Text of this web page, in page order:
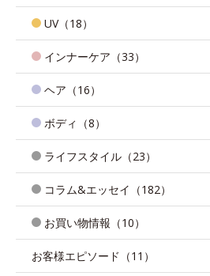
UV（18）
インナーケア（33）
ヘア（16）
ボディ（8）
ライフスタイル（23）
コラム&エッセイ（182）
お買い物情報（10）
お客様エピソード（11）